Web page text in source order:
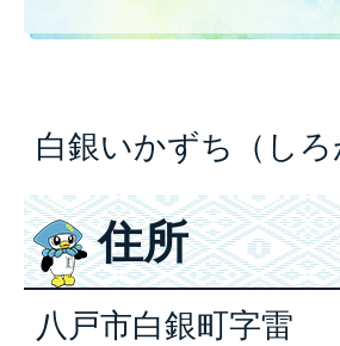
白銀いかずち（し
住所
八戸市白銀町字雷